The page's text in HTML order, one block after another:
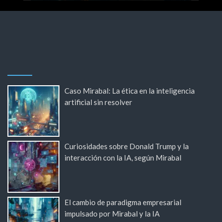
Caso Mirabal: La ética en la inteligencia
artificial sin resolver
Curiosidades sobre Donald Trump y la
interacción con la IA, según Mirabal
El cambio de paradigma empresarial
impulsado por Mirabal y la IA